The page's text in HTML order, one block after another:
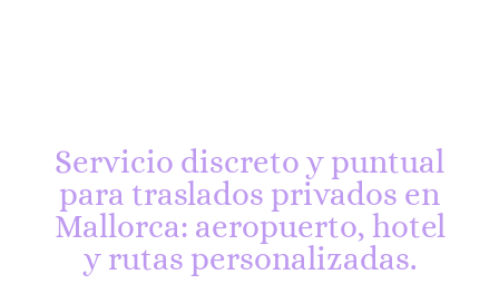
Servicio discreto y puntual
para traslados privados en
Mallorca: aeropuerto, hotel
y rutas personalizadas.